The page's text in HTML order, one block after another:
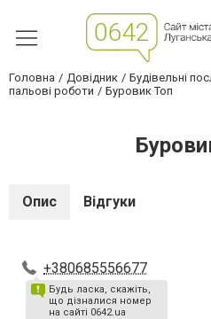
Головна Довідник Будівельні
пальові роботи
Буровик Топ
Опис Відгуки
+380685556677
Будь ласка, скажіть,
що дізналися номер
на сайті 0642.ua